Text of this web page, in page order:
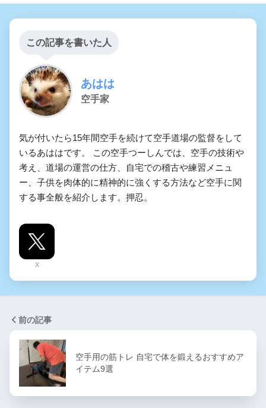
この記事を書いた人
あはは
空手家
気が付いたら15年間空手を続けて空手道場の監督をして
いるあははです。 この空手つーしんでは、空手の技術や
考え、道場の運営の仕方、自宅での稽古や練習メニュ
ー、子供を肉体的に精神的に強くする方法など空手に関
する事全般を紹介します。押忍。
X
前の記事
空手用の筋トレ 自宅で体を鍛えるおすすめア
イテム9選